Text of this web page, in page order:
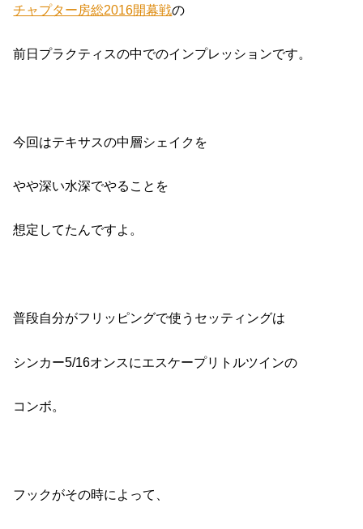
チャプター房総2016開幕戦の
前日プラクティスの中でのインプレッションです。
今回はテキサスの中層シェイクを
やや深い水深でやることを
想定してたんですよ。
普段自分がフリッピングで使うセッティングは
シンカー5/16オンスにエスケープリトルツインの
コンボ。
フックがその時によって、